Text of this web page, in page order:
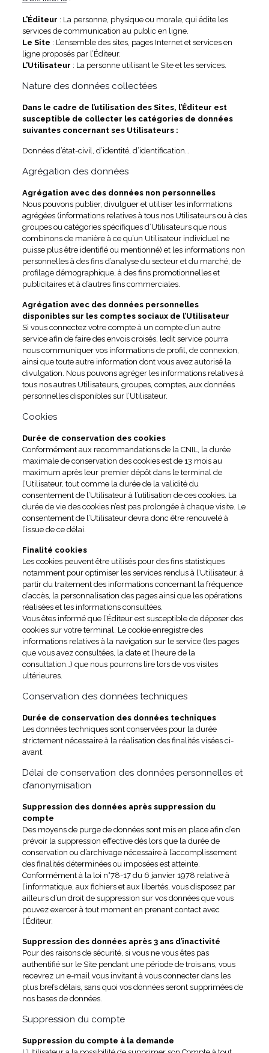
L’Éditeur : La personne, physique ou morale, qui édite les
services de communication au public en ligne.
Le Site : L’ensemble des sites, pages Internet et services en
ligne proposés par l’Éditeur.
L’Utilisateur : La personne utilisant le Site et les services.
Nature des données collectées
Dans le cadre de l’utilisation des Sites, l’Éditeur est
susceptible de collecter les catégories de données
suivantes concernant ses Utilisateurs :
Données d’état-civil, d’identité, d’identification…
Agrégation des données
Agrégation avec des données non personnelles
Nous pouvons publier, divulguer et utiliser les informations
agrégées (informations relatives à tous nos Utilisateurs ou à des
groupes ou catégories spécifiques d’Utilisateurs que nous
combinons de manière à ce qu’un Utilisateur individuel ne
puisse plus être identifié ou mentionné) et les informations non
personnelles à des fins d’analyse du secteur et du marché, de
profilage démographique, à des fins promotionnelles et
publicitaires et à d’autres fins commerciales.
Agrégation avec des données personnelles
disponibles sur les comptes sociaux de l’Utilisateur
Si vous connectez votre compte à un compte d’un autre
service afin de faire des envois croisés, ledit service pourra
nous communiquer vos informations de profil, de connexion,
ainsi que toute autre information dont vous avez autorisé la
divulgation. Nous pouvons agréger les informations relatives à
tous nos autres Utilisateurs, groupes, comptes, aux données
personnelles disponibles sur l’Utilisateur.
Cookies
Durée de conservation des cookies
Conformément aux recommandations de la CNIL, la durée
maximale de conservation des cookies est de 13 mois au
maximum après leur premier dépôt dans le terminal de
l’Utilisateur, tout comme la durée de la validité du
consentement de l’Utilisateur à l’utilisation de ces cookies. La
durée de vie des cookies n’est pas prolongée à chaque visite. Le
consentement de l’Utilisateur devra donc être renouvelé à
l’issue de ce délai.
Finalité cookies
Les cookies peuvent être utilisés pour des fins statistiques
notamment pour optimiser les services rendus à l’Utilisateur, à
partir du traitement des informations concernant la fréquence
d’accès, la personnalisation des pages ainsi que les opérations
réalisées et les informations consultées.
Vous êtes informé que l’Éditeur est susceptible de déposer des
cookies sur votre terminal. Le cookie enregistre des
informations relatives à la navigation sur le service (les pages
que vous avez consultées, la date et l’heure de la
consultation…) que nous pourrons lire lors de vos visites
ultérieures.
Conservation des données techniques
Durée de conservation des données techniques
Les données techniques sont conservées pour la durée
strictement nécessaire à la réalisation des finalités visées ci-
avant.
Délai de conservation des données personnelles et
d’anonymisation
Suppression des données après suppression du
compte
Des moyens de purge de données sont mis en place afin d’en
prévoir la suppression effective dès lors que la durée de
conservation ou d’archivage nécessaire à l’accomplissement
des finalités déterminées ou imposées est atteinte.
Conformément à la loi n°78-17 du 6 janvier 1978 relative à
l’informatique, aux fichiers et aux libertés, vous disposez par
ailleurs d’un droit de suppression sur vos données que vous
pouvez exercer à tout moment en prenant contact avec
l’Éditeur.
Suppression des données après 3 ans d’inactivité
Pour des raisons de sécurité, si vous ne vous êtes pas
authentifié sur le Site pendant une période de trois ans, vous
recevrez un e-mail vous invitant à vous connecter dans les
plus brefs délais, sans quoi vos données seront supprimées de
nos bases de données.
Suppression du compte
Suppression du compte à la demande